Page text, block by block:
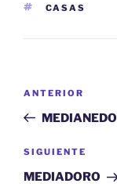
ETIQUETAS
CASAS
entradas
Entrada
anterior:
ANTERIOR
MEDIANEDO
Siguiente
entrada
SIGUIENTE
MEDIADORO